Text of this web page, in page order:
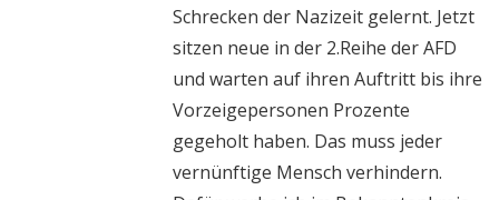
Schrecken der Nazizeit gelernt. Jetzt
sitzen neue in der 2.Reihe der AFD
und warten auf ihren Auftritt bis ihre
Vorzeigepersonen Prozente
gegeholt haben. Das muss jeder
vernünftige Mensch verhindern.